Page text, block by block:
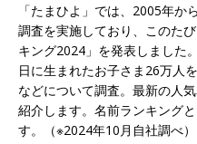
「たまひよ」では、2005年か
調査を実施しており、このた
キング2024」を発表しました
日に生まれたお子さま26万人
などについて調査。最新の人
紹介します。名前ランキング
す。（※2024年10月自社調べ）